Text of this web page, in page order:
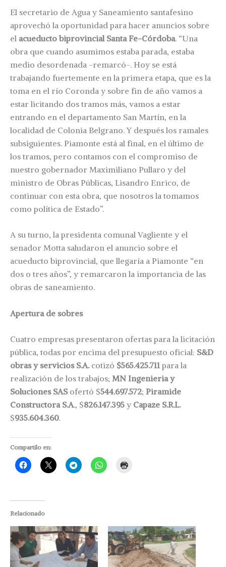
El secretario de Agua y Saneamiento santafesino
aprovechó la oportunidad para hacer anuncios sobre
el acueducto biprovincial Santa Fe-Córdoba. “Una
obra que cuando asumimos estaba parada, estaba
medio desordenada -remarcó-. Hoy se está
trabajando fuertemente en la primera etapa, que es la
toma en el río Coronda y sobre fin de año vamos a
estar licitando dos tramos más, vamos a estar
entrando en el departamento San Martín, en la
localidad de Colonia Belgrano. Y después los ramales
subsiguientes. Piamonte está al final, en el último de
los tramos, pero contamos con el compromiso de
nuestro gobernador Maximiliano Pullaro y del
ministro de Obras Públicas, Lisandro Enrico, de
continuar con esta obra, que nosotros la tomamos
como política de Estado”.
A su turno, la presidenta comunal Vagliente y el
senador Motta saludaron el anuncio sobre el
acueducto biprovincial, que llegaría a Piamonte “en
dos o tres años”, y remarcaron la importancia de las
obras de saneamiento.
Apertura de sobres
Cuatro empresas presentaron ofertas para la licitación
pública, todas por encima del presupuesto oficial: S&D
obras y servicios S.A.cotizó $565.425.711 para la
realización de los trabajos; MN Ingenieria y
Soluciones SASofertó $544.697.572; Piramide
Constructora S.A., $826.147.395 y Capaze S.R.L.
$935.604.360.
Compartilo en:
Relacionado